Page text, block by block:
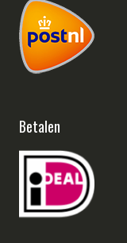
Betalen